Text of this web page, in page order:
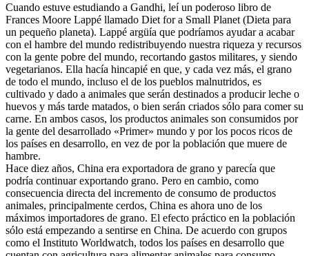
Cuando estuve estudiando a Gandhi, leí un poderoso libro de
Frances Moore Lappé llamado Diet for a Small Planet (Dieta para
un pequeño planeta). Lappé argüía que podríamos ayudar a acabar
con el hambre del mundo redistribuyendo nuestra riqueza y recursos
con la gente pobre del mundo, recortando gastos militares, y siendo
vegetarianos. Ella hacía hincapié en que, y cada vez más, el grano
de todo el mundo, incluso el de los pueblos malnutridos, es
cultivado y dado a animales que serán destinados a producir leche o
huevos y más tarde matados, o bien serán criados sólo para comer su
carne. En ambos casos, los productos animales son consumidos por
la gente del desarrollado «Primer» mundo y por los pocos ricos de
los países en desarrollo, en vez de por la población que muere de
hambre.
Hace diez años, China era exportadora de grano y parecía que
podría continuar exportando grano. Pero en cambio, como
consecuencia directa del incremento de consumo de productos
animales, principalmente cerdos, China es ahora uno de los
máximos importadores de grano. El efecto práctico en la población
sólo está empezando a sentirse en China. De acuerdo con grupos
como el Instituto Worldwatch, todos los países en desarrollo que